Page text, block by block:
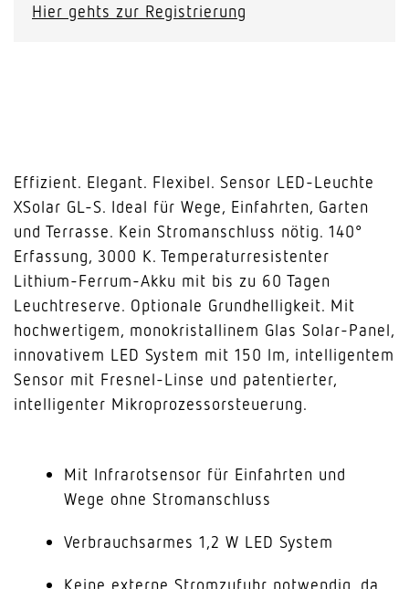
Hier gehts zur Registrierung
Effizient. Elegant. Flexibel. Sensor LED-Leuchte
XSolar GL-S. Ideal für Wege, Einfahrten, Garten
und Terrasse. Kein Stromanschluss nötig. 140°
Erfassung, 3000 K. Temperaturresistenter
Lithium-Ferrum-Akku mit bis zu 60 Tagen
Leuchtreserve. Optionale Grundhelligkeit. Mit
hochwertigem, monokristallinem Glas Solar-Panel,
innovativem LED System mit 150 lm, intelligentem
Sensor mit Fresnel-Linse und patentierter,
intelligenter Mikroprozessorsteuerung.
Mit Infrarotsensor für Einfahrten und
Wege ohne Stromanschluss
Verbrauchsarmes 1,2 W LED System
Keine externe Stromzufuhr notwendig, da